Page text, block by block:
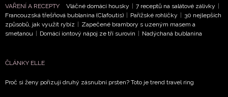
VAŘENÍ A RECEPTY Vláčné domácí housky | 7 receptů na salátové zálivky |
Francouzská třešňová bublanina (Clafoutis) | Pařížské rohlíčky | 30 nejlepších
způsobů, jak využít rybíz | Zapečené brambory s uzeným masem a
smetanou | Domácí iontový nápoj ze tří surovin | Nadýchaná bublanina
ČLÁNKY ELLE
Proč si ženy pořizují druhý zásnubní prsten? Toto je trend travel ring